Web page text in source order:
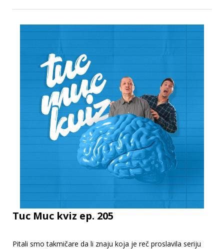
Tuc Muc kviz ep. 205
Pitali smo takmičare da li znaju koja je reč proslavila seriju